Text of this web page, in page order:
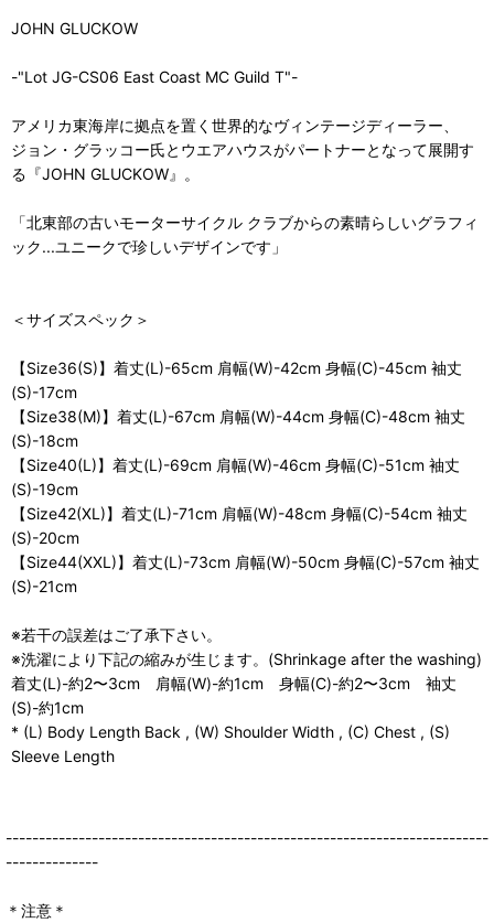
JOHN GLUCKOW
-"Lot JG-CS06 East Coast MC Guild T"-
アメリカ東海岸に拠点を置く世界的なヴィンテージディーラー、
ジョン・グラッコー氏とウエアハウスがパートナーとなって展開す
る『JOHN GLUCKOW』。
「北東部の古いモーターサイクル クラブからの素晴らしいグラフィ
ック...ユニークで珍しいデザインです」
＜サイズスペック＞
【Size36(S)】着丈(L)-65cm 肩幅(W)-42cm 身幅(C)-45cm 袖丈
(S)-17cm
【Size38(M)】着丈(L)-67cm 肩幅(W)-44cm 身幅(C)-48cm 袖丈
(S)-18cm
【Size40(L)】着丈(L)-69cm 肩幅(W)-46cm 身幅(C)-51cm 袖丈
(S)-19cm
【Size42(XL)】着丈(L)-71cm 肩幅(W)-48cm 身幅(C)-54cm 袖丈
(S)-20cm
【Size44(XXL)】着丈(L)-73cm 肩幅(W)-50cm 身幅(C)-57cm 袖丈
(S)-21cm
※若干の誤差はご了承下さい。
※洗濯により下記の縮みが生じます。(Shrinkage after the washing)
着丈(L)-約2〜3cm 肩幅(W)-約1cm 身幅(C)-約2〜3cm 袖丈
(S)-約1cm
* (L) Body Length Back , (W) Shoulder Width , (C) Chest , (S)
Sleeve Length
-------------------------------------------------------------------------
--------------
＊注意＊